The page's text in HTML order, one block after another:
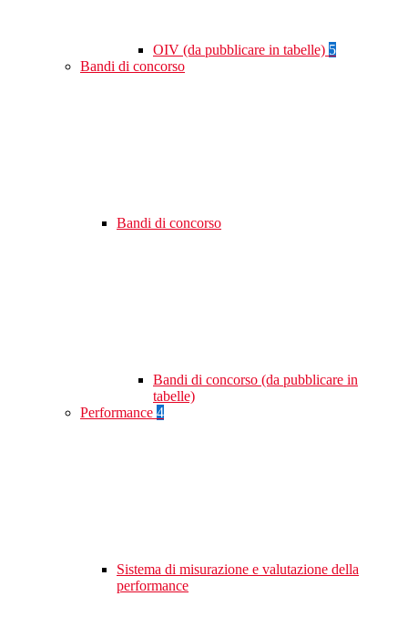
OIV (da pubblicare in tabelle) 5
Bandi di concorso
Bandi di concorso
Bandi di concorso (da pubblicare in
tabelle)
Performance 4
Sistema di misurazione e valutazione della
performance